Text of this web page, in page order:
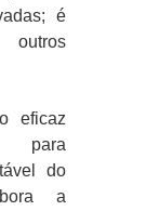
é
eficaz
para
do
a